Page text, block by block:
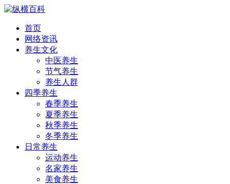
首页
网络资讯
养生文化
中医养生
节气养生
养生人群
四季养生
春季养生
夏季养生
秋季养生
冬季养生
日常养生
运动养生
名家养生
美食养生